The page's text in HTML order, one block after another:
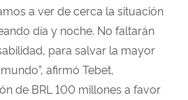
a ver de cerca la situación
día y noche. No faltarán
para salvar la mayor
afirmó Tebet,
de BRL 100 millones a favor